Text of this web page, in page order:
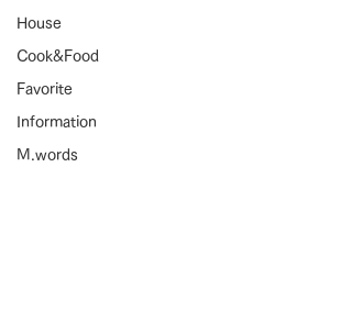
House
Cook&Food
Favorite
Information
M.words